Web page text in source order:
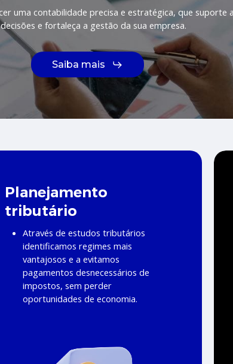
uma contabilidade precisa e estratégica, que suporte
e fortaleça a gestão da sua empresa.
Saiba mais
Planejamento
tributário
Através de estudos tributários
identificamos regimes mais
vantajosos e a evitamos
pagamentos desnecessários de
impostos, sem perder
oportunidades de economia.